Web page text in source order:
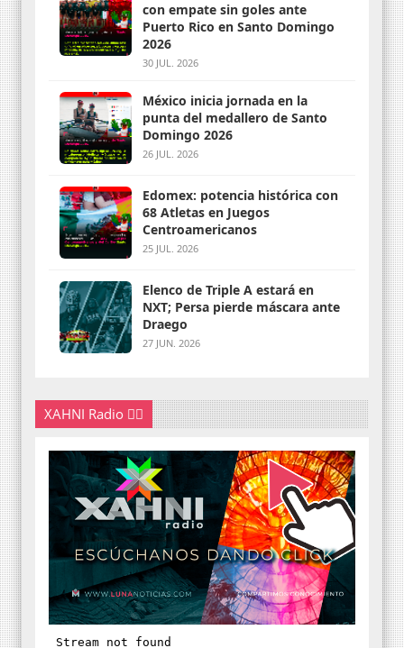
con empate sin goles ante
Puerto Rico en Santo Domingo
2026
30 JUL. 2026
México inicia jornada en la
punta del medallero de Santo
Domingo 2026
26 JUL. 2026
Edomex: potencia histórica con
68 Atletas en Juegos
Centroamericanos
25 JUL. 2026
Elenco de Triple A estará en
NXT; Persa pierde máscara ante
Draego
27 JUN. 2026
XAHNI Radio 👇🏽